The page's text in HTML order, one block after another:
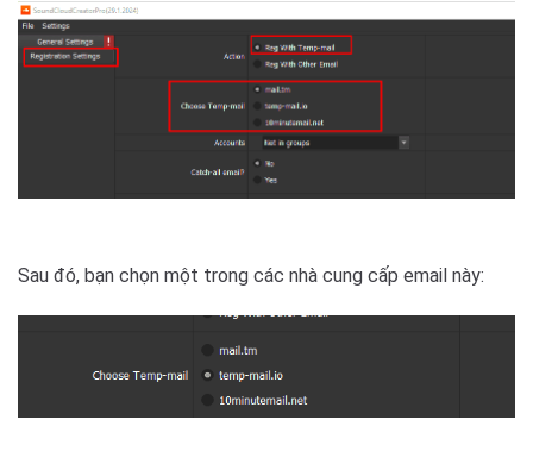
Sau đó, bạn chọn một trong các nhà cung cấp email này: